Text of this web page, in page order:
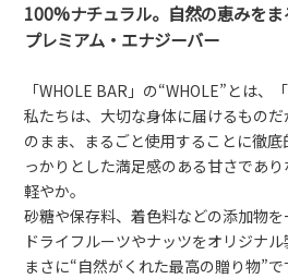
100%ナチュラル。自然の恵みを
プレミアム・エナジーバー
「WHOLE BAR」の“WHOLE”とは、
私たちは、大切な身体に届けるもの
のまま、まるごと使用することに徹
っかりとした満足感のある甘さであ
軽やか。
砂糖や保存料、着色料などの添加物
ドライフルーツやナッツをオリジナル
まさに“自然がくれた最高の贈り物”で